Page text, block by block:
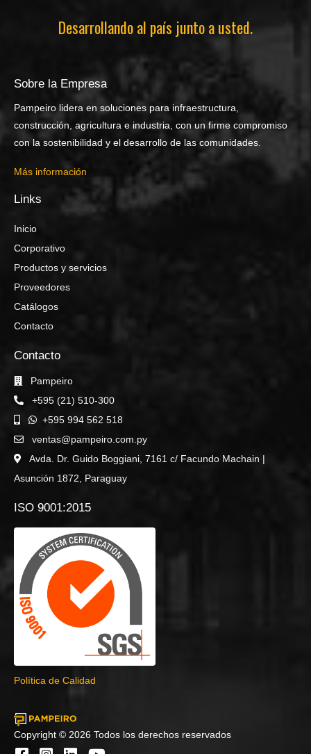
Desarrollando al país junto a usted.
Sobre la Empresa
Pampeiro lidera en soluciones para infraestructura,
construcción, agricultura e industria, con un firme compromiso
con la sostenibilidad y el desarrollo de las comunidades.
Más información
Links
Inicio
Corporativo
Productos y servicios
Proveedores
Catálogos
Contacto
Contacto
Pampeiro
+595 (21) 510-300
+595 994 562 518
ventas@pampeiro.com.py
Avda. Dr. Guido Boggiani, 7161 c/ Facundo Machain |
Asunción 1872, Paraguay
ISO 9001:2015
Política de Calidad
Copyright © 2026 Todos los derechos reservados